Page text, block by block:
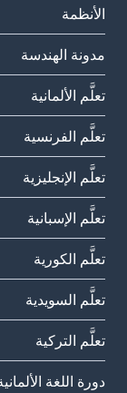
الأنظمة
مدونة الهندسة
تعلَّم الألمانية
تعلَّم الفرنسية
تعلَّم الإنجليزية
تعلَّم الإسبانية
تعلَّم الكورية
تعلَّم السويدية
تعلَّم التركية
دورة اللغة